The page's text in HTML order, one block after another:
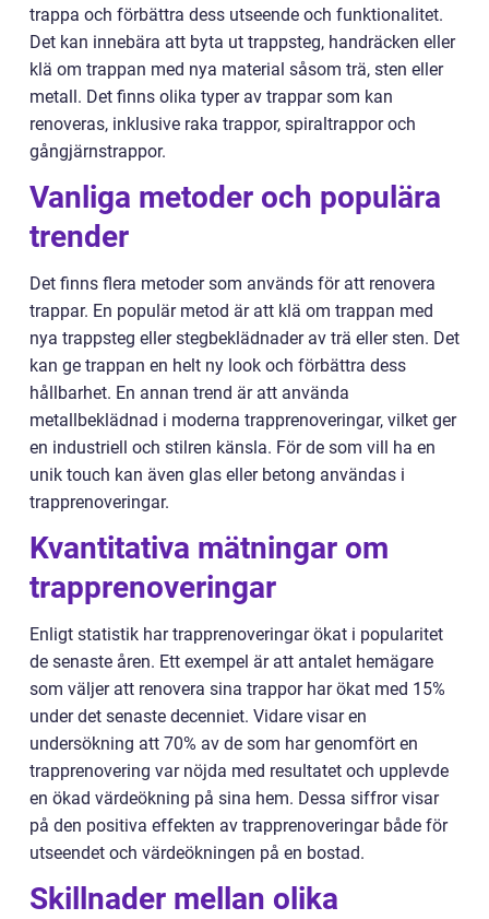
trappa och förbättra dess utseende och funktionalitet.
Det kan innebära att byta ut trappsteg, handräcken eller
klä om trappan med nya material såsom trä, sten eller
metall. Det finns olika typer av trappar som kan
renoveras, inklusive raka trappor, spiraltrappor och
gångjärnstrappor.
Vanliga metoder och populära
trender
Det finns flera metoder som används för att renovera
trappar. En populär metod är att klä om trappan med
nya trappsteg eller stegbeklädnader av trä eller sten. Det
kan ge trappan en helt ny look och förbättra dess
hållbarhet. En annan trend är att använda
metallbeklädnad i moderna trapprenoveringar, vilket ger
en industriell och stilren känsla. För de som vill ha en
unik touch kan även glas eller betong användas i
trapprenoveringar.
Kvantitativa mätningar om
trapprenoveringar
Enligt statistik har trapprenoveringar ökat i popularitet
de senaste åren. Ett exempel är att antalet hemägare
som väljer att renovera sina trappor har ökat med 15%
under det senaste decenniet. Vidare visar en
undersökning att 70% av de som har genomfört en
trapprenovering var nöjda med resultatet och upplevde
en ökad värdeökning på sina hem. Dessa siffror visar
på den positiva effekten av trapprenoveringar både för
utseendet och värdeökningen på en bostad.
Skillnader mellan olika